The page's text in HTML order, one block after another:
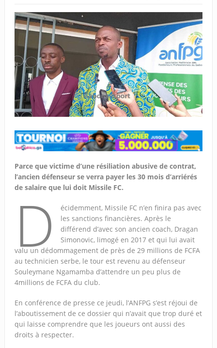
Parce que victime d’une résiliation abusive de contrat,
l’ancien défenseur se verra payer les 30 mois d’arriérés
de salaire que lui doit Missile FC.
D
écidemment, Missile FC n’en finira pas avec
les sanctions financières. Après le
différend d’avec son ancien coach, Dragan
Simonovic, limogé en 2017 et qui lui avait
valu un dédommagement de près de 29 millions de FCFA
au technicien serbe, le tour est revenu au défenseur
Souleymane Ngamamba d’attendre un peu plus de
4millions de FCFA du club.
En conférence de presse ce jeudi, l’ANFPG s’est réjoui de
l’aboutissement de ce dossier qui n’avait que trop duré et
qui laisse comprendre que les joueurs ont aussi des
droits à respecter.